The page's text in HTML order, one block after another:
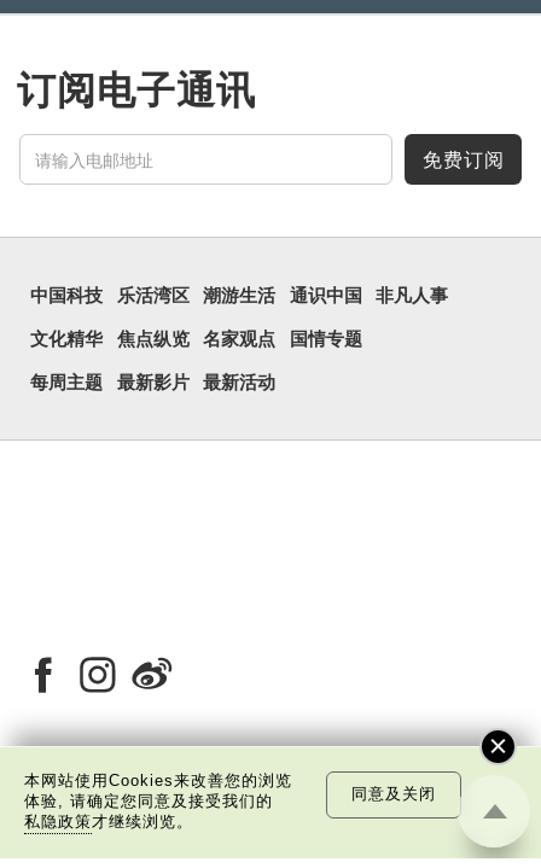
订阅电子通讯
免费订阅
中国科技 乐活湾区 潮游生活 通识中国 非凡人事
文化精华 焦点纵览 名家观点 国情专题
每周主题 最新影片 最新活动
关于我们 版权告示 私隐政策声明 免责声明
©2026 中国文化研究院有限公司版权所有
本网站使用Cookies来改善您的浏览
体验, 请确定您同意及接受我们的
私隐政策才继续浏览。
同意及关闭